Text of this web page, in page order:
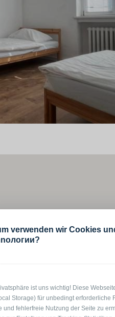
verwenden wir Cookies
ist uns wichtig! Diese
Storage) für unbedingt erforderliche
und fehlerfreie Nutzung der Seite zu